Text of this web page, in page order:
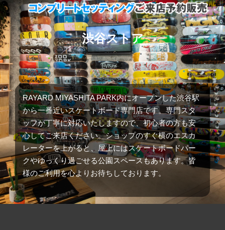
渋谷ストア
RAYARD MIYASHITA PARK内にオープンした渋谷駅
から一番近いスケートボード専門店です。専門スタ
ッフが丁寧に対応いたしますので、初心者の方も安
心してご来店ください。ショップのすぐ横のエスカ
レーターを上がると、屋上にはスケートボードパー
クやゆっくり過ごせる公園スペースもあります。皆
様のご利用を心よりお待ちしております。